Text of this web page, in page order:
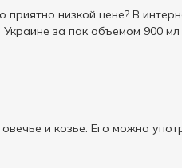
приятно низкой цене? В
за пак объемом 900
и козье. Его можно